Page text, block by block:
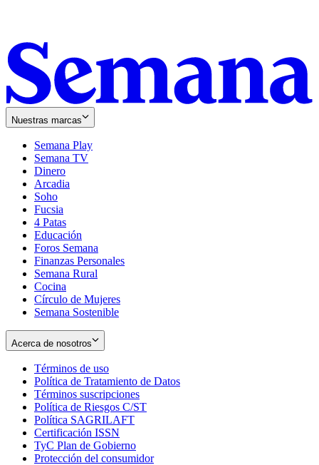
Nuestras marcas
Semana Play
Semana TV
Dinero
Arcadia
Soho
in
new
window
Fucsia
in
new
window
4 Patas
Educación
Foros Semana
Finanzas Personales
Semana Rural
Cocina
Círculo de Mujeres
Semana Sostenible
Acerca de nosotros
Términos de uso
in
new
window
Política de Tratamiento de Datos
Términos suscripciones
in
Política de Riesgos C/ST
Política SAGRILAFT
new
window
Certificación ISSN
in
new
TyC Plan de Gobierno
in
Protección del consumidorOpens